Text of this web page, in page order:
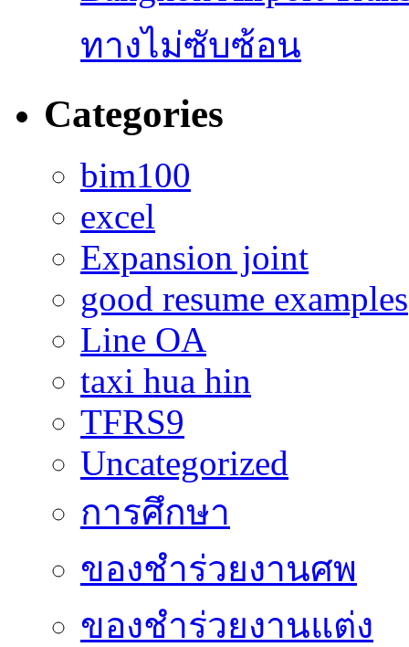
ทางไม่ซับซ้อน
Categories
bim100
excel
Expansion joint
good resume examples
Line OA
taxi hua hin
TFRS9
Uncategorized
การศึกษา
ของชำร่วยงานศพ
ของชำร่วยงานแต่ง